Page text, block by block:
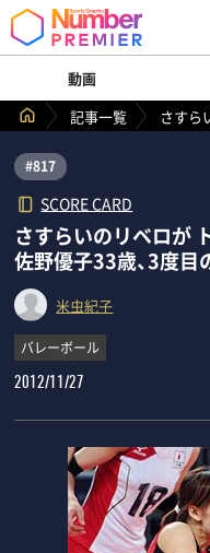
動画
記事一覧
さすら
#817
SCORE CARD
さすらいのリベロが
佐野優子33歳、3度目
米虫紀子
バレーボール
2012/11/27